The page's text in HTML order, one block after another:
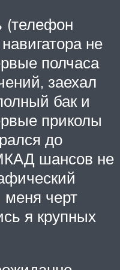
(телефон
не
полчаса
заехал
бак и
приколы
до
шансов не
меня черт
я крупных